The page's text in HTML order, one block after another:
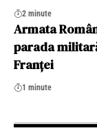
2 minute
Armata
parada
Franței
1 minute